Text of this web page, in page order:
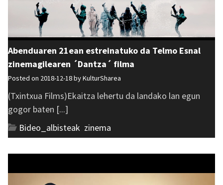
Abenduaren 21ean estreinatuko da Telmo Esnal
zinemagilearen ´Dantza´ filma
Posted on 2018-12-18 byKulturSharea
(Txintxua Films)Ekaitza lehertu da landako lan egun
gogor baten [...]
Bideo_albisteak zinema